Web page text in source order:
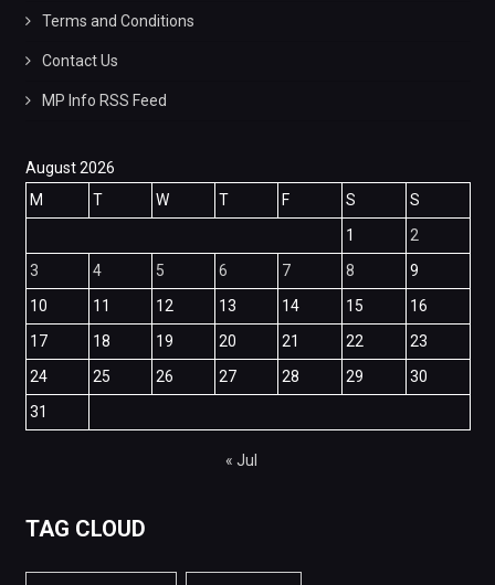
Terms and Conditions
Contact Us
MP Info RSS Feed
August 2026
M
T W T F S
S
1
2
3
4 5 6 7 8
9
10
11 12 13 14 15
16
17
18 19 20 21 22
23
24
25 26 27 28 29
30
31
« Jul
TAG CLOUD